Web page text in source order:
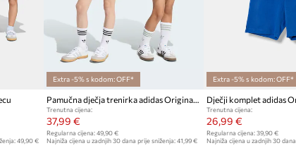
potpunu slobodu kretanja tijekom aktivnosti
49,90 €
Extra -5% s kodom: OFF*
Trenutna cijena:
37,99 €
Regularna cijena:49,90 €
Najniža cijena u zadnjih 30 dana prije sniženja:41,99 €
Extra -5% s kodom: OFF*
Dječji komplet adidas
Trenutna cijena:
26,99 €
Regularna cijena: 39,90 €
Najniža cijena u zadnjih 30